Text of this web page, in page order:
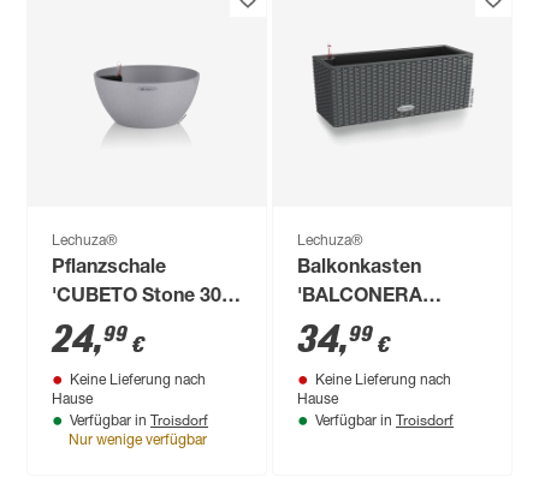
Lechuza®
Pflanzschale
'CUBETO Stone 30'
Kunststoff steingrau
Ø 29,8 x 13,5 cm
24,99 €
Keine Lieferung nach
Hause
Verfügbar in Troisdorf
Nur wenige verfügbar
Lechuza®
Balkonkasten
'BALCONERA
Cottage 50'
Kunststoff
granitfarben 50 x 19
x 19 cm
34,99 €
Keine Lieferung nach
Hause
Verfügbar in Troisdorf